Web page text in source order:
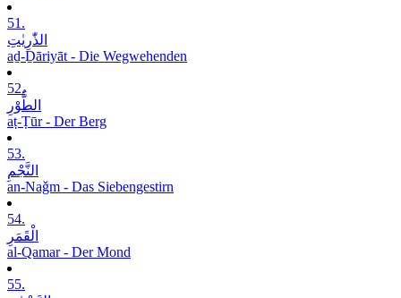
51.
الذّٰرِیٰتِ
aḏ-Ḏāriyāt - Die Wegwehenden
52.
الطُّوْرِ
aṭ-Ṭūr - Der Berg
53.
النَّجْمِ
an-Naǧm - Das Siebengestirn
54.
الْقَمَرِ
al-Qamar - Der Mond
55.